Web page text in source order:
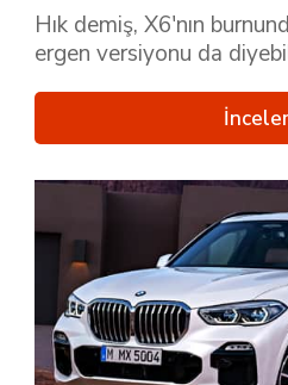
Hık demiş, X6'nın
ergen versiyonu da